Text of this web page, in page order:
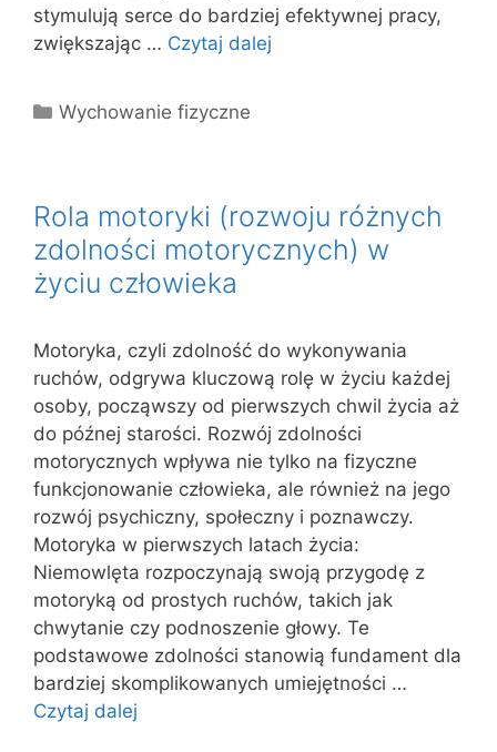
stymulują serce do bardziej efektywnej pracy,
zwiększając … Czytaj dalej
Kategorie
Wychowanie fizyczne
Rola motoryki (rozwoju różnych
zdolności motorycznych) w
życiu człowieka
Motoryka, czyli zdolność do wykonywania
ruchów, odgrywa kluczową rolę w życiu każdej
osoby, począwszy od pierwszych chwil życia aż
do późnej starości. Rozwój zdolności
motorycznych wpływa nie tylko na fizyczne
funkcjonowanie człowieka, ale również na jego
rozwój psychiczny, społeczny i poznawczy.
Motoryka w pierwszych latach życia:
Niemowlęta rozpoczynają swoją przygodę z
motoryką od prostych ruchów, takich jak
chwytanie czy podnoszenie głowy. Te
podstawowe zdolności stanowią fundament dla
bardziej skomplikowanych umiejętności …
Czytaj dalej